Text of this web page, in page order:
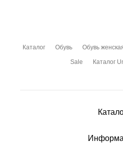
Каталог Обувь Обувь
Sale Каталог